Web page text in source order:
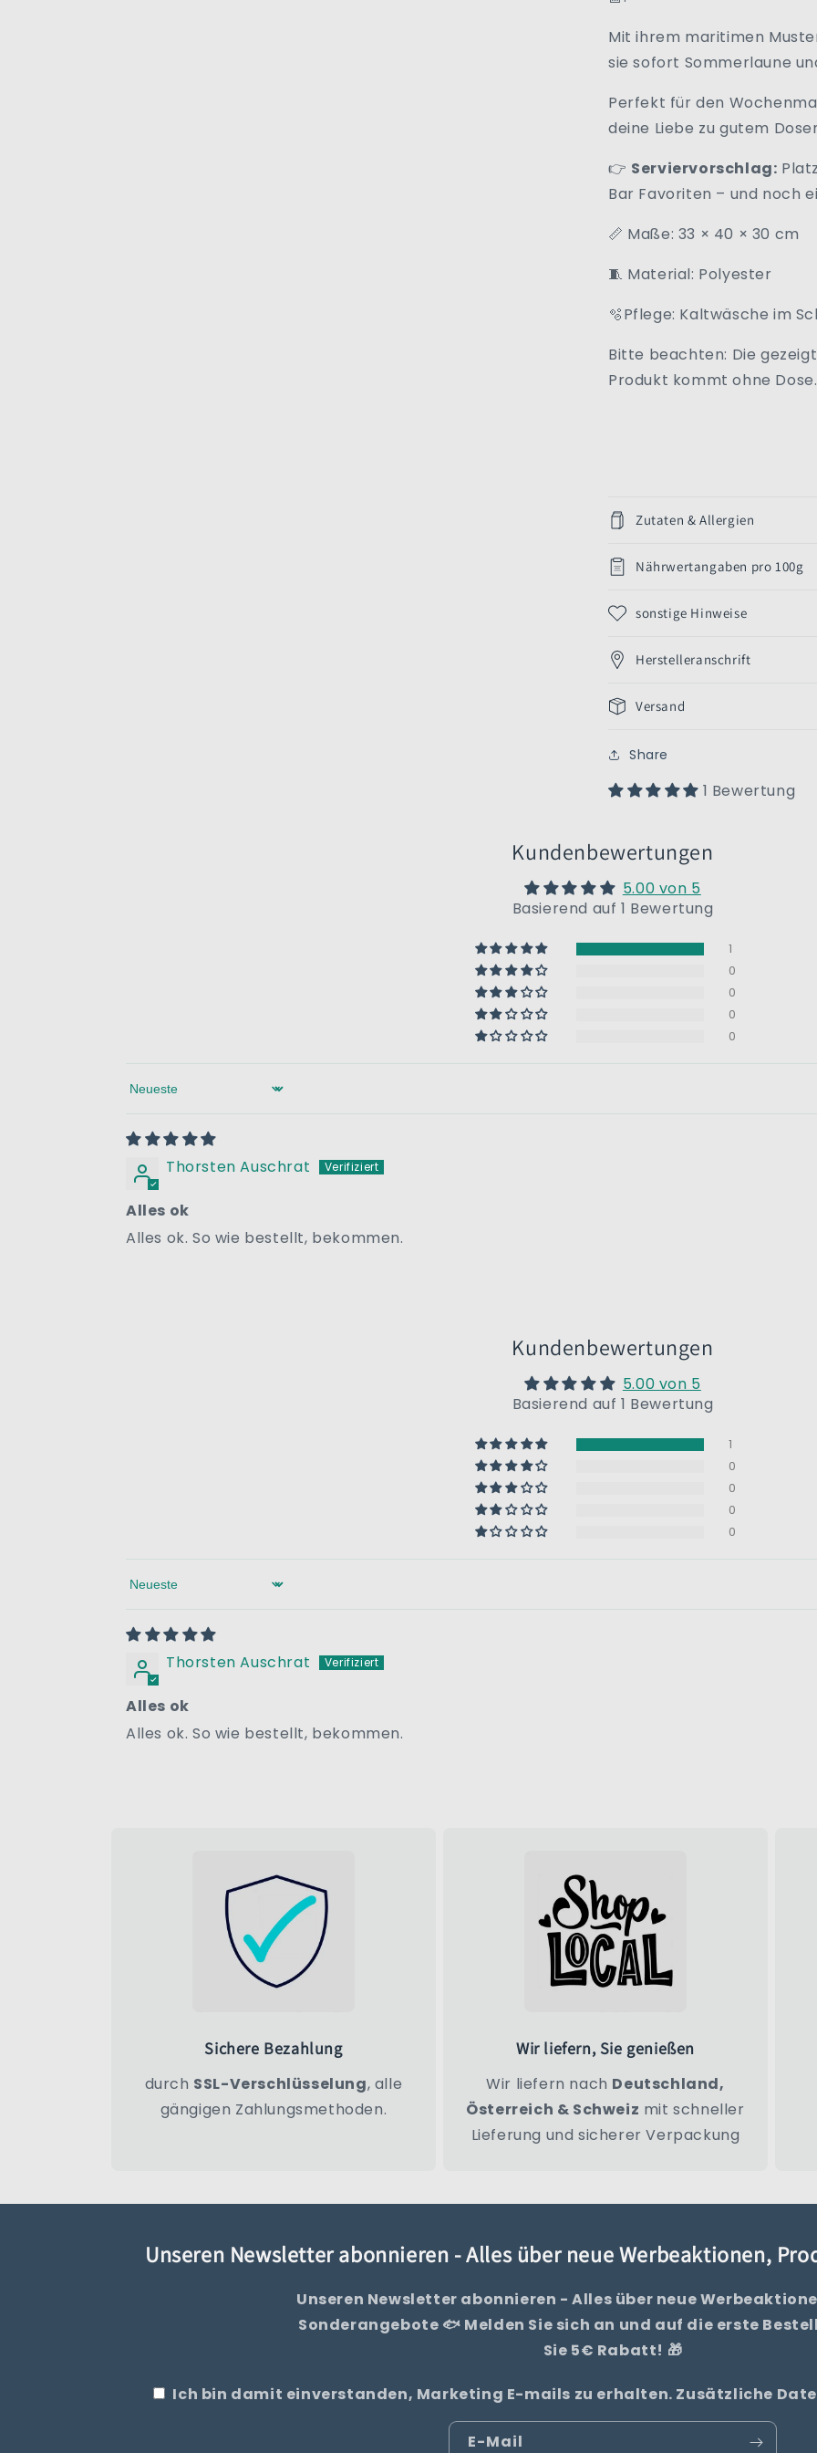
Mit ihrem maritimen
sie sofort Sommerlaune
Perfekt für den
deine Liebe zu gutem
👉 Serviervorschlag:
Bar Favoriten – und noch
📏 Maße: 33 × 40 × 30 cm
🧵 Material: Polyester
🫧 Pflege: Kaltwäsche im
Bitte beachten: Die
Produkt kommt ohne Dose.
Zutaten & Allergien
Nährwertangaben pro 100g
sonstige Hinweise
Herstelleranschrift
Versand
Share
1 Bewertung
Kundenbewertungen
5.00 von 5
Basierend auf 1 Bewertung
1
0
0
0
0
Sort by
Thorsten Auschrat
Alles ok
Alles ok. So wie bestellt, bekommen.
Kundenbewertungen
5.00 von 5
Basierend auf 1 Bewertung
1
0
0
0
0
Sort by
Thorsten Auschrat
Alles ok
Alles ok. So wie bestellt, bekommen.
Sichere Bezahlung
durch SSL-Verschlüsselung, alle
gängigen Zahlungsmethoden.
Wir liefern, Sie genießen
Wir liefern nach Deutschland,
Österreich & Schweiz mit schneller
Lieferung und sicherer Verpackung
Unseren Newsletter abonnieren - Alles über neue Werbeaktionen,
Unseren Newsletter abonnieren - Alles über neue
Sonderangebote 🐟 Melden Sie sich an und auf die erste
Sie 5€ Rabatt! 🎁
Ich bin damit einverstanden, Marketing E-mails zu erhalten. Zusätzliche
E-Mail